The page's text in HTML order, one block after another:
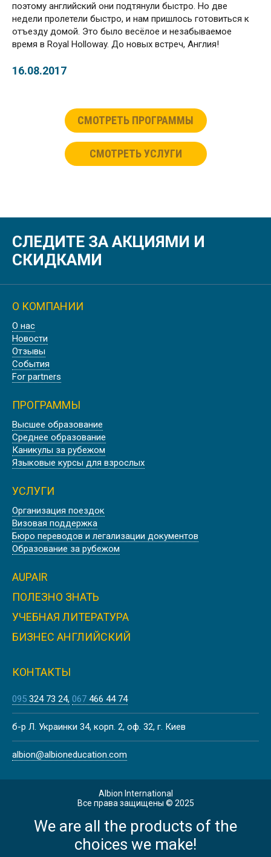
поэтому английский они подтянули быстро. Но две
недели пролетели быстро, и нам пришлось готовиться к
отъезду домой. Это было весёлое и незабываемое
время в Royal Holloway. До новых встреч, Англия!
16.08.2017
СМОТРЕТЬ ПРОГРАММЫ
СМОТРЕТЬ УСЛУГИ
СЛЕДИТЕ ЗА АКЦИЯМИ И
СКИДКАМИ
О КОМПАНИИ
О нас
Новости
Отзывы
События
For partners
ПРОГРАММЫ
Высшее образование
Среднее образование
Каникулы за рубежом
Языковые курсы для взрослых
УСЛУГИ
Организация поездок
Визовая поддержка
Бюро переводов и легализации документов
Образование за рубежом
AUPAIR
ПОЛЕЗНО ЗНАТЬ
УЧЕБНАЯ ЛИТЕРАТУРА
БИЗНЕС АНГЛИЙСКИЙ
КОНТАКТЫ
095 324 73 24 067 466 44 74
б-р Л. Украинки 34, корп. 2, оф. 32, г. Киев
albion@albioneducation.com
Albion International
Все права защищены © 2025
We are all the products of the
choices we make!